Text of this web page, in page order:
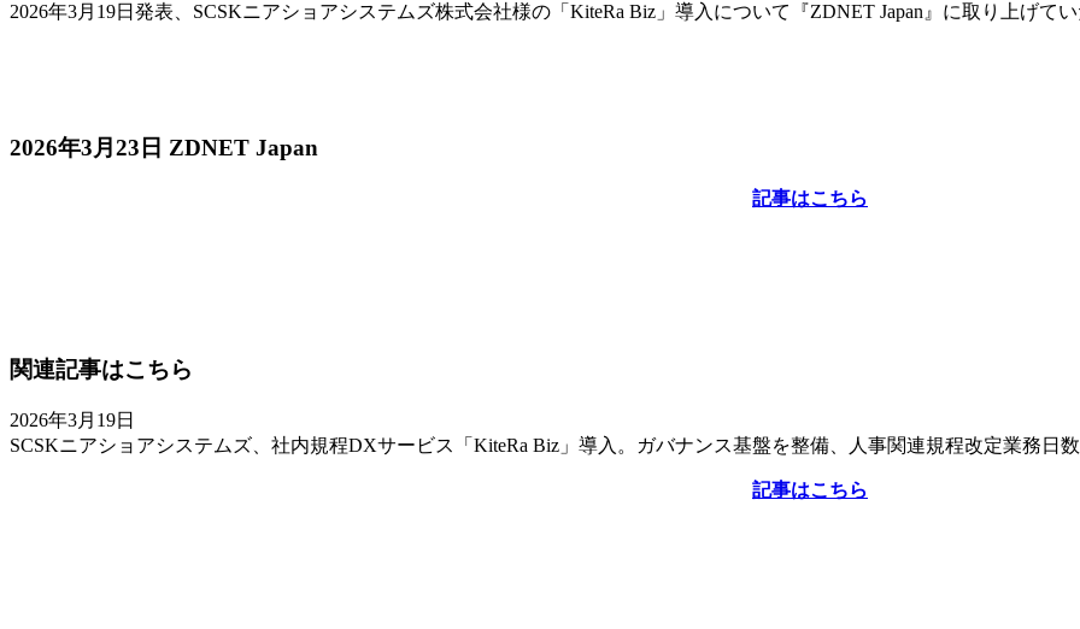
2026年3月19日発表、SCSKニアショアシステムズ株式会社様の「KiteRa Biz」導入について『ZDNET Japan』に取り上げてい
2026年3月23日 ZDNET Japan
記事はこちら
関連記事はこちら
2026年3月19日
SCSKニアショアシステムズ、社内規程DXサービス「KiteRa Biz」導入。ガバナンス基盤を整備、人事関連規程改定業務日
記事はこちら